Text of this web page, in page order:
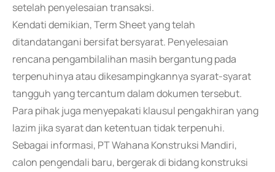
setelah penyelesaian transaksi.
Kendati demikian, Term Sheet yang telah
ditandatangani bersifat bersyarat. Penyelesaian
rencana pengambilalihan masih bergantung pada
terpenuhinya atau dikesampingkannya syarat-syarat
tangguh yang tercantum dalam dokumen tersebut.
Para pihak juga menyepakati klausul pengakhiran yang
lazim jika syarat dan ketentuan tidak terpenuhi.
Sebagai informasi, PT Wahana Konstruksi Mandiri,
calon pengendali baru, bergerak di bidang konstruksi